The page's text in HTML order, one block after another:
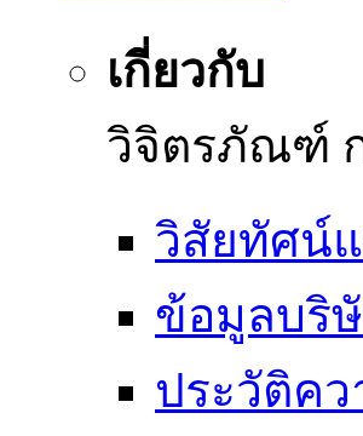
เกี่ยวกับ
วิจิตรภัณฑ์
วิสัยทัศน์
ข้อมูลบริ
ประวัติค